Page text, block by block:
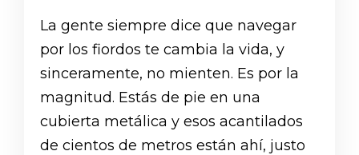
La gente siempre dice que navegar
por los fiordos te cambia la vida, y
sinceramente, no mienten. Es por la
magnitud. Estás de pie en una
cubierta metálica y esos acantilados
de cientos de metros están ahí, justo